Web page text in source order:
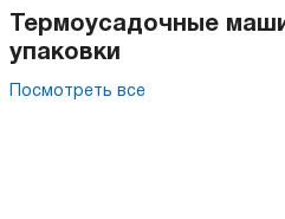
Термоусадочные
упаковки
Посмотреть все